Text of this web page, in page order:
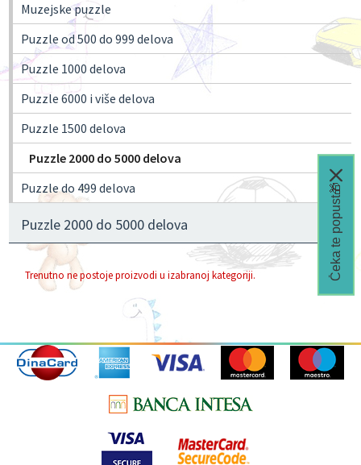
Muzejske puzzle
Puzzle od 500 do 999 delova
Puzzle 1000 delova
Puzzle 6000 i više delova
Puzzle 1500 delova
Puzzle 2000 do 5000 delova
Puzzle do 499 delova
Puzzle 2000 do 5000 delova
Trenutno ne postoje proizvodi u izabranoj kategoriji. Čeka te popust🎁